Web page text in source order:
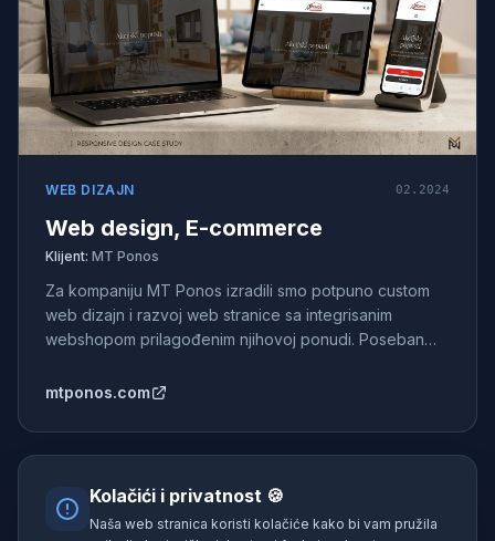
WEB DIZAJN 02.2024
Web design, E-commerce
Klijent: MT Ponos
Za kompaniju MT Ponos izradili smo potpuno custom
web dizajn i razvoj web stranice sa integrisanim
webshopom prilagođenim njihovoj ponudi. Poseban
laminatnih podova i pratećeg asortimana, uz
koje olakšava pretragu i kupovinu proizvoda.
mtponos.com
Kolačići i privatnost 🍪
Naša web stranica koristi kolačiće kako bi vam pružila